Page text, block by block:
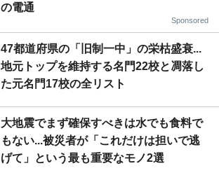
の電通
Sponsored
47都道府県の「旧制一中」の栄枯盛衰...
地元トップを維持する名門22校と凋落し
た元名門17校の全リスト
大地震でまず確保すべきは水でも食料で
もない...被災者が「これだけは担いで逃
げて」という最も重要なモノ2選